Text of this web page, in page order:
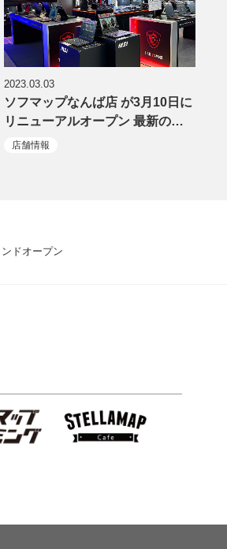
2023.03.03
ソフマップなんば店 が3月10日に
リニューアルオープン 最新の…
店舗情報
ドオープン